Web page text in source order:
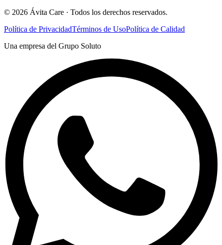
© 2026 Ávita Care · Todos los derechos reservados.
Política de PrivacidadTérminos de UsoPolítica de Calidad
Una empresa del Grupo Soluto